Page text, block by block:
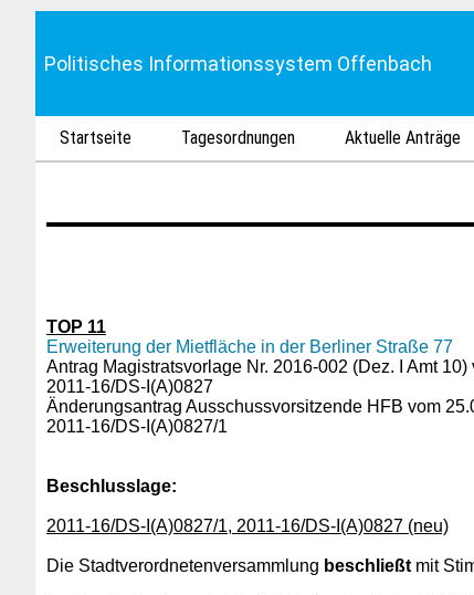
Politisches Informationssystem Offenbach
Startseite Tagesordnungen Aktuelle Anträge
TOP 11
Erweiterung der Mietfläche in der Berliner Straße 77
Antrag Magistratsvorlage Nr. 2016-002 (Dez. I Amt 10)
2011-16/DS-I(A)0827
Änderungsantrag Ausschussvorsitzende HFB vom
2011-16/DS-I(A)0827/1
Beschlusslage:
2011-16/DS-I(A)0827/1, 2011-16/DS-I(A)0827 (neu)
Die Stadtverordnetenversammlung beschließt mit